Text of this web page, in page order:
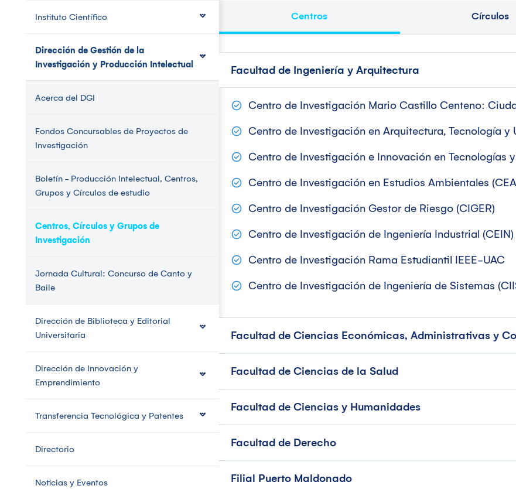
Instituto Científico
Dirección de Gestión de la
Investigación y Producción Intelectual
Acerca del DGI
Fondos Concursables de Proyectos de
Investigación
Boletín - Producción Intelectual, Centros,
Grupos y Círculos de estudio
Centros, Círculos y Grupos de
Investigación
Jornada Cultural: Concurso de Canto y
Baile
Dirección de Biblioteca y Editorial
Universitaria
Dirección de Innovación y
Emprendimiento
Transferencia Tecnológica y Patentes
Directorio
Noticias y Eventos
Centros Círculos
Facultad de Ingeniería y Arquitectura
Centro de Investigación Mario Castillo Centeno:
Centro de Investigación en Arquitectura, Tecnología y
Centro de Investigación e Innovación en Tecnologías
Centro de Investigación en Estudios Ambientales
Centro de Investigación Gestor de Riesgo (CIGER)
Centro de Investigación de Ingeniería Industrial (CEIN)
Centro de Investigación Rama Estudiantil IEEE-UAC
Centro de Investigación de Ingeniería de Sistemas
Facultad de Ciencias Económicas, Administrativas y
Facultad de Ciencias de la Salud
Facultad de Ciencias y Humanidades
Facultad de Derecho
Filial Puerto Maldonado